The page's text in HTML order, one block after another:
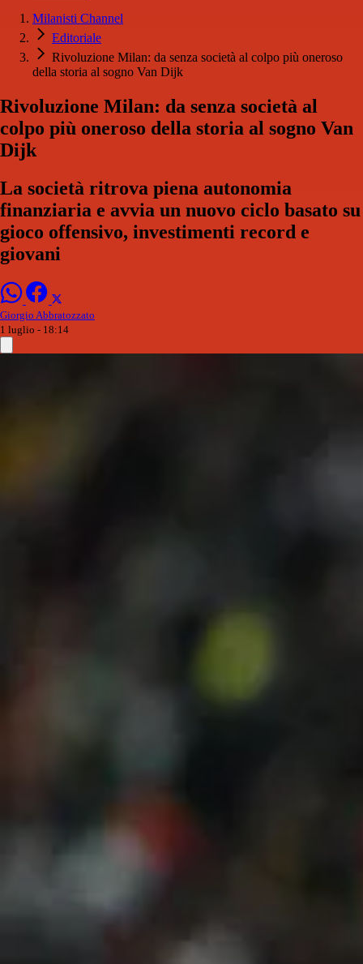
Milanisti Channel
Editoriale
Rivoluzione Milan: da senza società al colpo più oneroso
della storia al sogno Van Dijk
Rivoluzione Milan: da senza società al
colpo più oneroso della storia al sogno Van
Dijk
La società ritrova piena autonomia
finanziaria e avvia un nuovo ciclo basato su
gioco offensivo, investimenti record e
giovani
Giorgio Abbratozzato
1 luglio - 18:14